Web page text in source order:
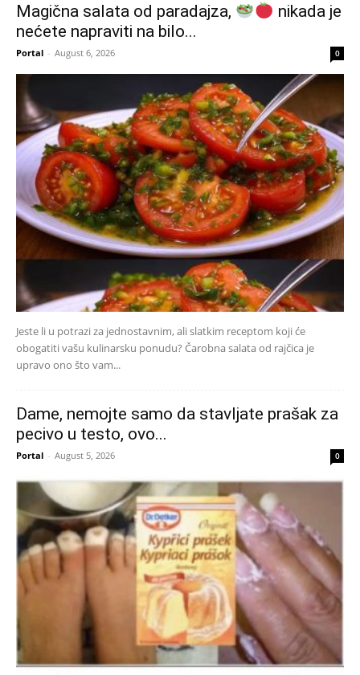
Magična salata od paradajza,
nikada je
nećete napraviti na bilo...
Portal - August 6, 2026 0
Jeste li u potrazi za jednostavnim, ali slatkim receptom koji će
obogatiti vašu kulinarsku ponudu? Čarobna salata od rajčica je
upravo ono što vam...
Dame, nemojte samo da stavljate prašak za
pecivo u testo, ovo...
Portal - August 5, 2026 0